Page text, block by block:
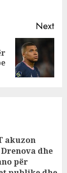
Next
akuzon
dhe
për